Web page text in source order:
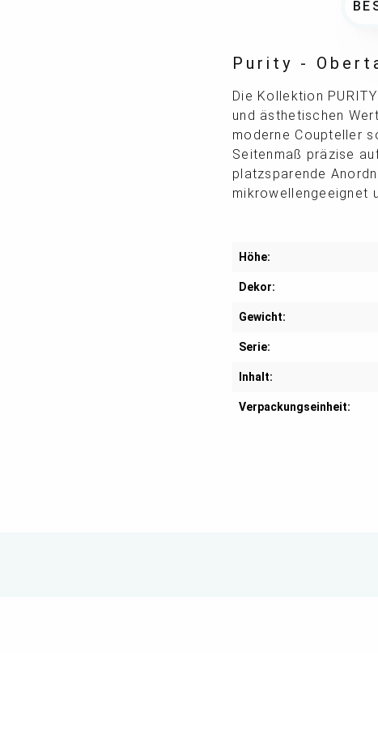
Purity -
Die Kollektion
und ästhetischen
moderne Coupteller
Seitenmaß präzise
platzsparende
mikrowellengeeignet
Höhe:
Dekor:
Gewicht:
Serie:
Inhalt:
Verpackungseinheit: